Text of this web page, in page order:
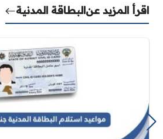
اقرأ المزيد عنالبطاقة المدنية